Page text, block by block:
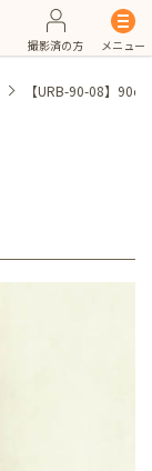
撮影済の方 メニュー
【URB-90-08】